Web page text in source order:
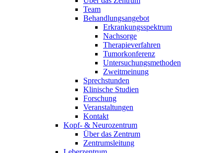
Team
Behandlungsangebot
Erkrankungsspektrum
Nachsorge
Therapieverfahren
Tumorkonferenz
Untersuchungsmethoden
Zweitmeinung
Sprechstunden
Klinische Studien
Forschung
Veranstaltungen
Kontakt
Kopf- & Neurozentrum
Über das Zentrum
Zentrumsleitung